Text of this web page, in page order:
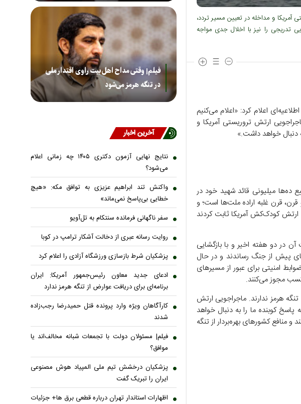
آمریکا و مداخله در تعیین مسیر تردد،
تدریجی را نیز با اخلال جدی مواجه
اعلام کرد: «اعلام می‌کنیم
ارتش تروریستی آمریکا و
دنبال خواهد داشت.»
ده‌ها میلیونی قائد شهید خود در
قرن غلبه اراده ملت‌ها است؛ و
ارتش کودک‌کش آمریکا ثابت کردند
آن در دو هفته اخیر و با بازگشایی
مرور را به حدود ۵۰ درصد ترددهای پیش از جنگ رساندند و در حال
امنیتی برای عبور از مسیرهای
مجوز می‌کنند.
هرمز ندارند. ماجراجویی ارتش
پاسخ کوبنده ما را به دنبال خواهد
منافع کشورهای بهره‌بردار از تنگه
فیلم| وقتی مداح اهل‌بیت راوی اقتدار ملی
در تنگه هرمز می‌شود
آخرین اخبار
نتایج نهایی آزمون دکتری ۱۴۰۵ چه زمانی اعلام
می‌شود؟
واکنش تند ابراهیم عزیزی به توافق مکه: «هیچ
خطایی بی‌پاسخ نمی‌ماند»
سفر ناگهانی فرمانده سنتکام به تل‌آویو
روایت رسانه عبری از دخالت آشکار ترامپ در کوبا
پزشکیان شرط بازسازی ورزشگاه آزادی را اعلام کرد
ادعای جدید معاون رئیس‌جمهور آمریکا: ایران
برنامه‌ای برای دریافت عوارض از تنگه هرمز ندارد
کارآگاهان ویژه وارد پرونده قتل حمیدرضا رجب‌زاده
شدند
فیلم| مسئولان دولت با تجمعات شبانه مخالف‌اند یا
موافق؟
پزشکیان درخشش تیم ملی المپیاد هوش مصنوعی
ایران را تبریک گفت
اظهارات استاندار تهران درباره قطعی برق ها+ جزئیات